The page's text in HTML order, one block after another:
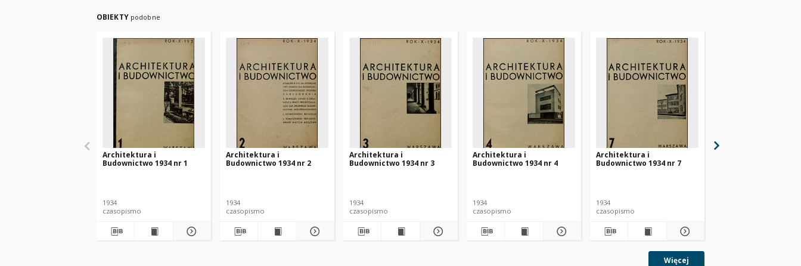
OBIEKTY podobne
Architektura i
Budownictwo 1934 nr 1
1934
czasopismo
Architektura i
Budownictwo 1934 nr 2
1934
czasopismo
Architektura i
Budownictwo 1934 nr 3
1934
czasopismo
Architektura i
Budownictwo 1934 nr 4
1934
czasopismo
Architektura i
Budownictwo 1934 nr 7
1934
czasopismo
Więcej